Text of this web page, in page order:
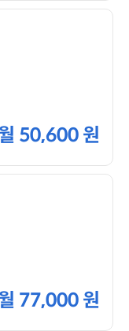
50,600 원
77,000 원